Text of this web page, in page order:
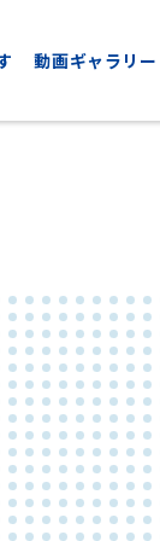
GOLF
ゴルフ
動画ギャラリー